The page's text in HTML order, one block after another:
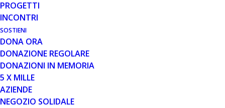
PROGETTI
INCONTRI
SOSTIENI
DONA ORA
DONAZIONE REGOLARE
DONAZIONI IN MEMORIA
5 X MILLE
AZIENDE
NEGOZIO SOLIDALE
TRATTAMENTO DELLA
DISTROFIA MUSCOLARE DI
DUCHENNE